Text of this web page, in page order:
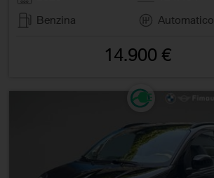
Benzina
Automatico
14.900 €